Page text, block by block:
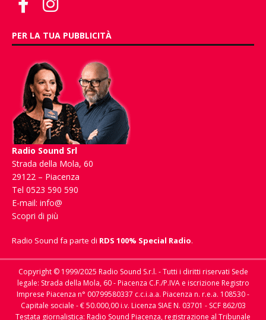
PER LA TUA PUBBLICITÀ
Radio Sound Srl
Strada della Mola, 60
29122 – Piacenza
Tel 0523 590 590
E-mail: info@
Scopri di più
Radio Sound fa parte di RDS 100% Special Radio.
Copyright © 1999/2025 Radio Sound S.r.l. - Tutti i diritti riservati Sede
legale: Strada della Mola, 60 - Piacenza C.F./P.IVA e iscrizione Registro
Imprese Piacenza n° 00799580337 c.c.i.a.a. Piacenza n. r.e.a. 108530 -
Capitale sociale - € 50.000,00 i.v. Licenza SIAE N. 03701 - SCF 862/03
Testata giornalistica: Radio Sound Piacenza, registrazione al Tribunale